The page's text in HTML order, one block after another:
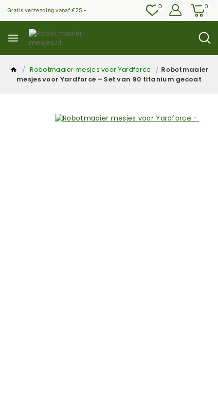
Gratis verzending vanaf €25,- 0 0
/ Robotmaaier mesjes voor Yardforce / Robotmaaier
mesjes voor Yardforce – Set van 90 titanium gecoat